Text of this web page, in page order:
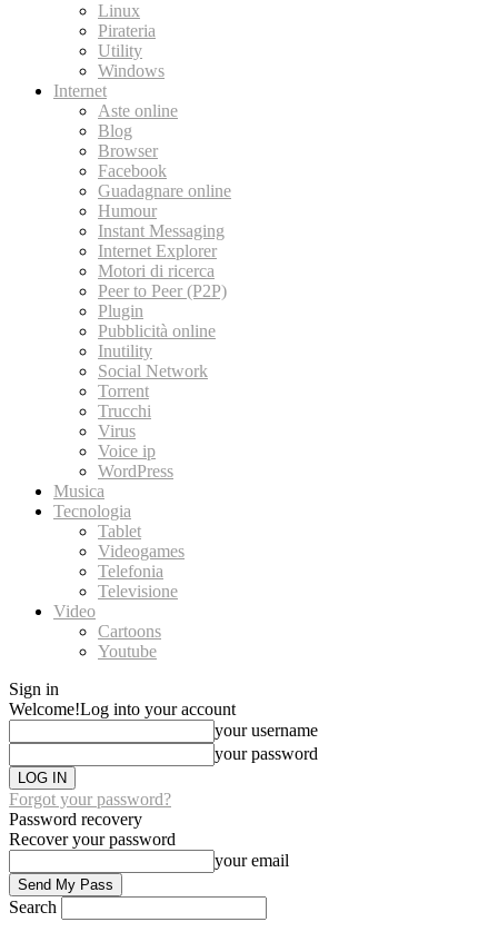
Linux
Pirateria
Utility
Windows
Internet
Aste online
Blog
Browser
Facebook
Guadagnare online
Humour
Instant Messaging
Internet Explorer
Motori di ricerca
Peer to Peer (P2P)
Plugin
Pubblicità online
Inutility
Social Network
Torrent
Trucchi
Virus
Voice ip
WordPress
Musica
Tecnologia
Tablet
Videogames
Telefonia
Televisione
Video
Cartoons
Youtube
Sign in
Welcome!Log into your account
your username
your password
Forgot your password?
Password recovery
Recover your password
your email
Search